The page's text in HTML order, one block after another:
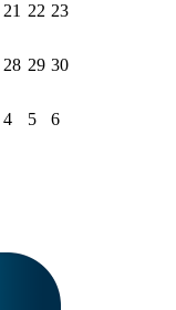
21 22 23
28 29 30
4 5 6